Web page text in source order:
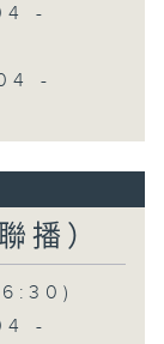
-
-
播）
-